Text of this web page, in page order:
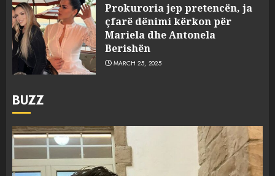
Prokuroria jep pretencën, ja
çfarë dënimi kërkon për
Mariela dhe Antonela
Berishën
MARCH 25, 2025
BUZZ